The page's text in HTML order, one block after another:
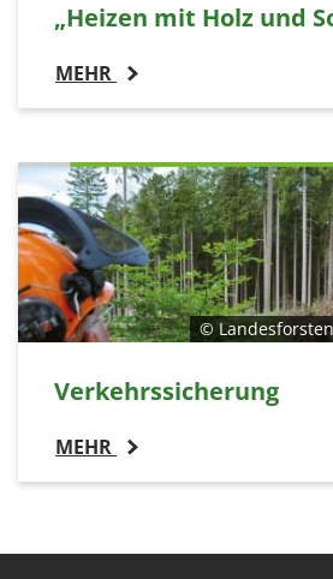
„Heizen mit Holz und
MEHR
©
Verkehrssicherung
MEHR